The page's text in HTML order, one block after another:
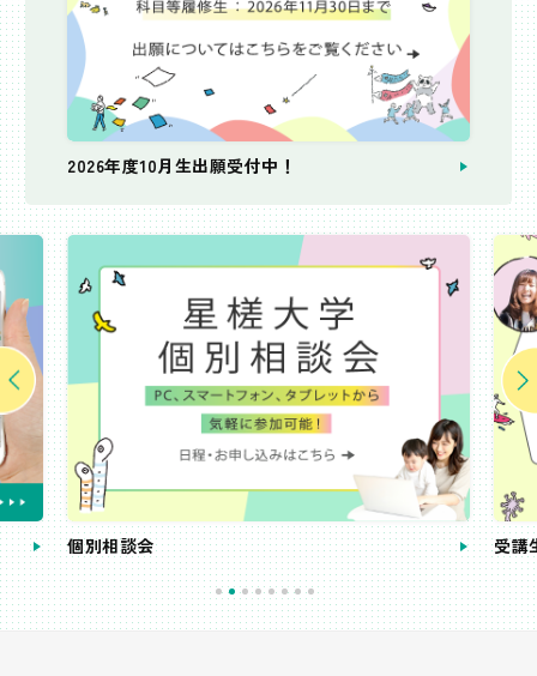
2026年度10月生出願受付中！
個別相談会 受講